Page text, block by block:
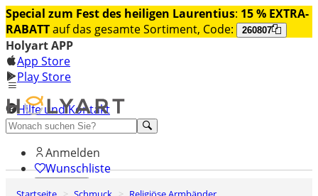
Special zum Fest des heiligen Laurentius: 15 % EXTRA-
RABATTauf das gesamte Sortiment, Code: 260807
Holyart APP
App Store
Play Store
Hilfe und Kontakt
Entdecken Sie Premium
Anmelden
Wunschliste